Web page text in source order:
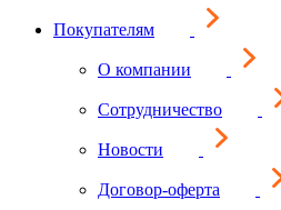
Покупателям
О компании
Сотрудничество
Новости
Договор-оферта